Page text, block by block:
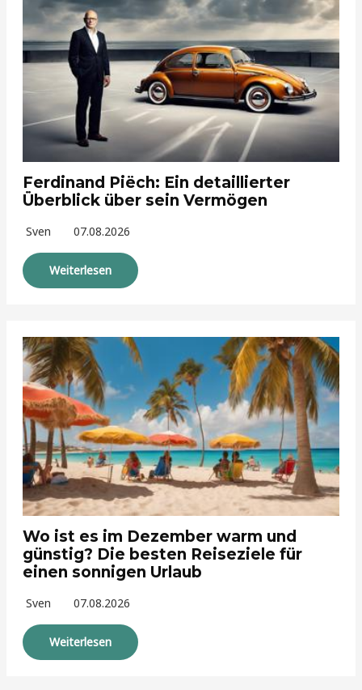
Ferdinand Piëch: Ein detaillierter
Überblick über sein Vermögen
Sven 07.08.2026
Weiterlesen
Wo ist es im Dezember warm und
günstig? Die besten Reiseziele für
einen sonnigen Urlaub
Sven 07.08.2026
Weiterlesen